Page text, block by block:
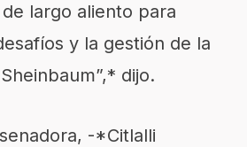
largo aliento para
y la gestión de la
dijo.
-*Citlalli